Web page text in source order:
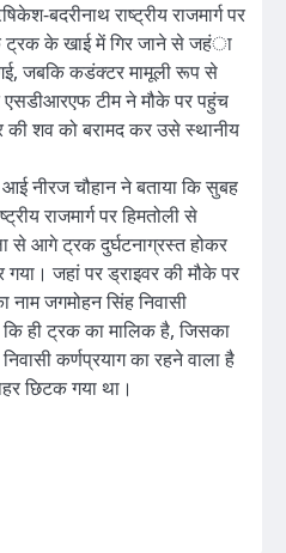
बदरीनाथ राष्ट्रीय राजमार्ग पर
के खाई में गिर जाने से जहंा
गई, जबकि कडंक्टर मामूली रूप से
टीम ने मौके पर पहुंच
शव को बरामद कर उसे स्थानीय
नीरज चौहान ने बताया कि सुबह
राजमार्ग पर हिमतोली से
से आगे ट्रक दुर्घटनाग्रस्त होकर
गया। जहां पर ड्राइवर की मौके पर
नाम जगमोहन सिंह निवासी
ही ट्रक का मालिक है, जिसका
कर्णप्रयाग का रहने वाला है
छिटक गया था।